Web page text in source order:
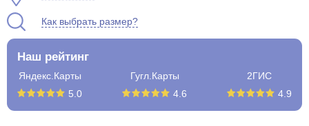
Как выбрать размер?
Наш рейтинг
Яндекс.Карты
5.0
Гугл.Карты
4.6
2ГИС
4.9